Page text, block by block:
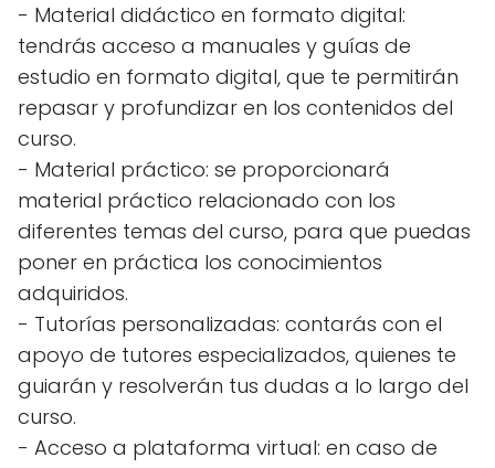
- Material didáctico en formato digital:
tendrás acceso a manuales y guías de
estudio en formato digital, que te permitirán
repasar y profundizar en los contenidos del
curso.
- Material práctico: se proporcionará
material práctico relacionado con los
diferentes temas del curso, para que puedas
poner en práctica los conocimientos
adquiridos.
- Tutorías personalizadas: contarás con el
apoyo de tutores especializados, quienes te
guiarán y resolverán tus dudas a lo largo del
curso.
- Acceso a plataforma virtual: en caso de